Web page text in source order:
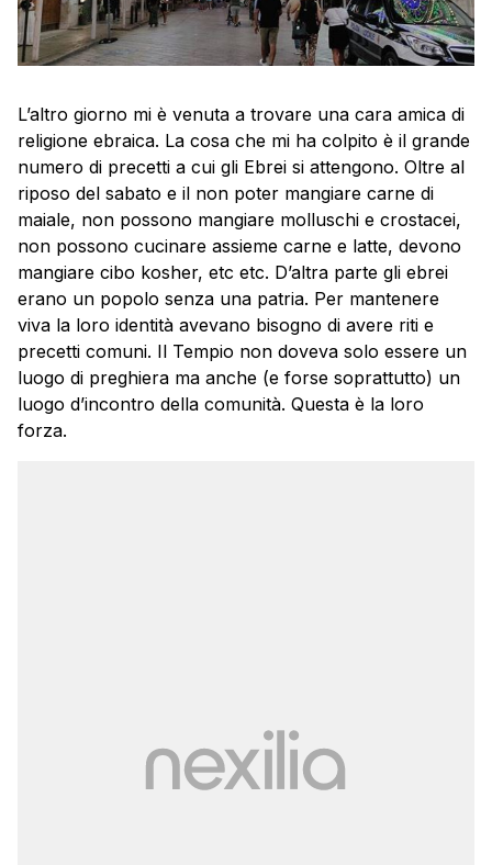
L’altro giorno mi è venuta a trovare una cara amica di
religione ebraica. La cosa che mi ha colpito è il grande
numero di precetti a cui gli Ebrei si attengono. Oltre al
riposo del sabato e il non poter mangiare carne di
maiale, non possono mangiare molluschi e crostacei,
non possono cucinare assieme carne e latte, devono
mangiare cibo kosher, etc etc. D’altra parte gli ebrei
erano un popolo senza una patria. Per mantenere
viva la loro identità avevano bisogno di avere riti e
precetti comuni. Il Tempio non doveva solo essere un
luogo di preghiera ma anche (e forse soprattutto) un
luogo d’incontro della comunità. Questa è la loro
forza.